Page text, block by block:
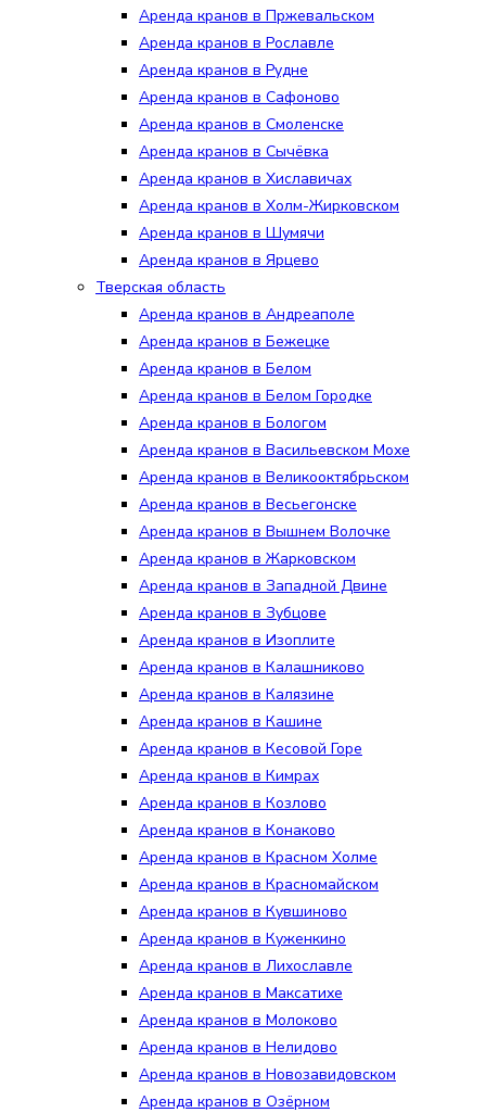
Аренда кранов в Пржевальском
Аренда кранов в Рославле
Аренда кранов в Рудне
Аренда кранов в Сафоново
Аренда кранов в Смоленске
Аренда кранов в Сычёвка
Аренда кранов в Хиславичах
Аренда кранов в Холм-Жирковском
Аренда кранов в Шумячи
Аренда кранов в Ярцево
Тверская область
Аренда кранов в Андреаполе
Аренда кранов в Бежецке
Аренда кранов в Белом
Аренда кранов в Белом Городке
Аренда кранов в Бологом
Аренда кранов в Васильевском Мохе
Аренда кранов в Великооктябрьском
Аренда кранов в Весьегонске
Аренда кранов в Вышнем Волочке
Аренда кранов в Жарковском
Аренда кранов в Западной Двине
Аренда кранов в Зубцове
Аренда кранов в Изоплите
Аренда кранов в Калашниково
Аренда кранов в Калязине
Аренда кранов в Кашине
Аренда кранов в Кесовой Горе
Аренда кранов в Кимрах
Аренда кранов в Козлово
Аренда кранов в Конаково
Аренда кранов в Красном Холме
Аренда кранов в Красномайском
Аренда кранов в Кувшиново
Аренда кранов в Куженкино
Аренда кранов в Лихославле
Аренда кранов в Максатихе
Аренда кранов в Молоково
Аренда кранов в Нелидово
Аренда кранов в Новозавидовском
Аренда кранов в Озёрном